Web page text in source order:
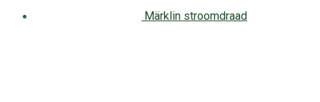
Märklin stroomdraad